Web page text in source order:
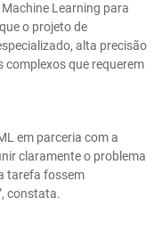
Learning para
o projeto de
alta precisão
complexos que requerem
em parceria com a
claramente o problema
tarefa fossem
constata.